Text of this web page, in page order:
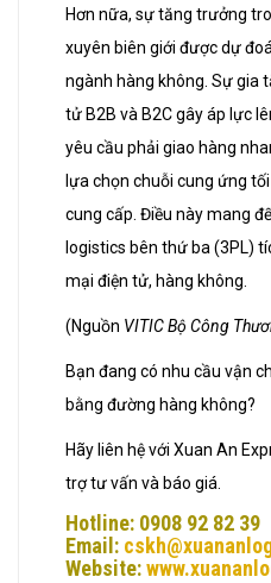
Hơn nữa, sự tăng trưởng
xuyên biên giới được dự
ngành hàng không. Sự gia
tử B2B và B2C gây áp lực
yêu cầu phải giao hàng
lựa chọn chuỗi cung ứng
cung cấp. Điều này mang
logistics bên thứ ba (3PL)
mại điện tử, hàng không.
(Nguồn VITIC Bộ Công
Bạn đang có nhu cầu vận
bằng đường hàng không?
Hãy liên hệ với Xuan An
trợ tư vấn và báo giá.
Hotline: 0908 92 82 39
Email:
Website: